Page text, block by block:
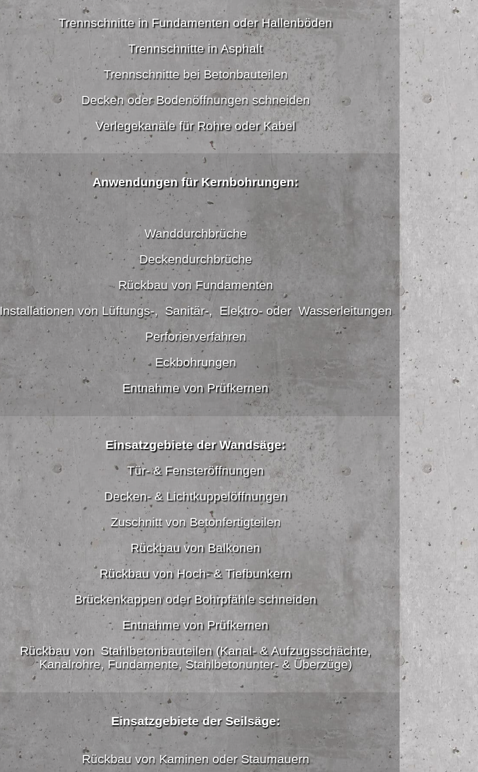
Trennschnitte in Fundamenten oder Hallenböden
Trennschnitte in Asphalt
Trennschnitte bei Betonbauteilen
Decken oder Bodenöffnungen schneiden
Verlegekanäle für Rohre oder Kabel
Anwendungen für Kernbohrungen:
Wanddurchbrüche
Deckendurchbrüche
Rückbau von Fundamenten
Installationen von Lüftungs-, Sanitär-, Elektro- oder Wasserleitungen
Perforierverfahren
Eckbohrungen
Entnahme von Prüfkernen
Einsatzgebiete der Wandsäge:
Tür- & Fensteröffnungen
Decken- & Lichtkuppelöffnungen
Zuschnitt von Betonfertigteilen
Rückbau von Balkonen
Rückbau von Hoch- & Tiefbunkern
Brückenkappen oder Bohrpfähle schneiden
Entnahme von Prüfkernen
Rückbau von Stahlbetonbauteilen (Kanal- & Aufzugsschächte,
Kanalrohre, Fundamente, Stahlbetonunter- & Überzüge)
Einsatzgebiete der Seilsäge:
Rückbau von Kaminen oder Staumauern